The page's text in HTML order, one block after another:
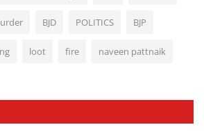
BJD POLITICS BJP
loot fire naveen pattnaik